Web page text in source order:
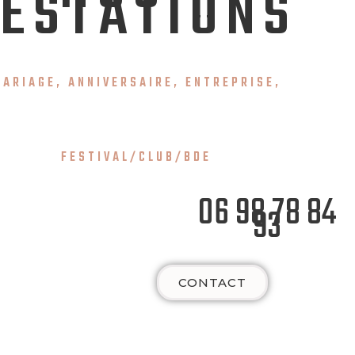
ANNIVERSAIRE, ENTREPRISE,
FESTIVAL/CLUB/BDE
06 98 78 84
93
CONTACT